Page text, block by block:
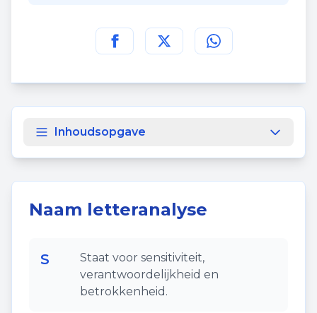
Deel deze pagina op
Deel deze pagina op
Deel deze pagina
Inhoudsopgave
Naam letteranalyse
S
Staat voor sensitiviteit,
verantwoordelijkheid en
betrokkenheid.